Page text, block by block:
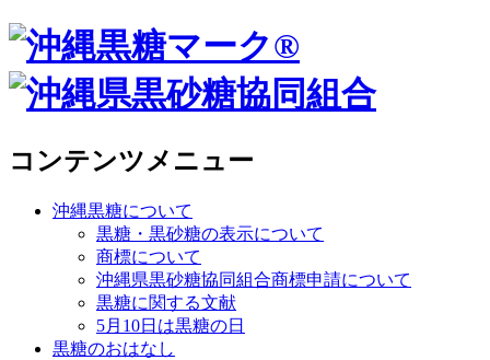
コンテンツメニュー
沖縄黒糖について
黒糖・黒砂糖の表示について
商標について
沖縄県黒砂糖協同組合商標申請について
黒糖に関する文献
5月10日は黒糖の日
黒糖のおはなし